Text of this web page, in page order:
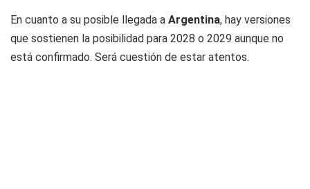
En cuanto a su posible llegada a Argentina, hay versiones
que sostienen la posibilidad para 2028 o 2029 aunque no
está confirmado. Será cuestión de estar atentos.